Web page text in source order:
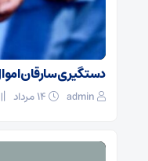
دستگیری سارقان
admin